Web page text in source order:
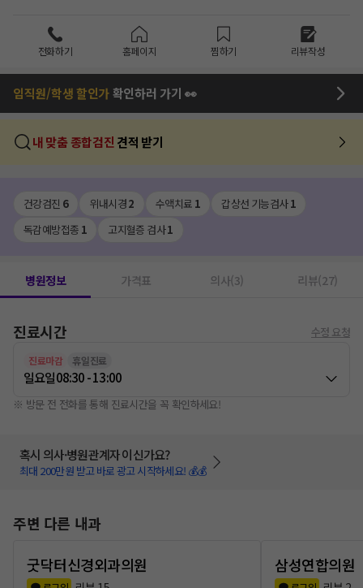
전화하기 홈페이지 찜하기 리뷰작성
임직원/학생 할인가확인하러 가기 👀
내 맞춤 종합검진 견적 받기
건강검진 6 위내시경2 수액치료 1 갑상선 기능검사1
독감예방접종 1 고지혈증 검사1
병원정보 가격표 의사(3) 리뷰(27)
진료시간 수정 요청
진료마감 휴일진료
일요일08:30 - 13:00
※ 방문 전 전화를 통해 진료시간을 꼭 확인하세요!
혹시 의사·병원관계자 이신가요?
최대 200만원 받고 바로 광고 시작하세요! 💰💰
주변 다른 내과
굿닥터신경외과의원
삼성연합의원